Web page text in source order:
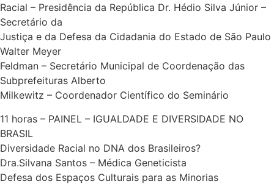
Racial – Presidência da República Dr. Hédio Silva Júnior –
Secretário da
Justiça e da Defesa da Cidadania do Estado de São Paulo
Walter Meyer
Feldman – Secretário Municipal de Coordenação das
Subprefeituras Alberto
Milkewitz – Coordenador Científico do Seminário
11 horas – PAINEL – IGUALDADE E DIVERSIDADE NO
BRASIL
Diversidade Racial no DNA dos Brasileiros?
Dra.Silvana Santos – Médica Geneticista
Defesa dos Espaços Culturais para as Minorias